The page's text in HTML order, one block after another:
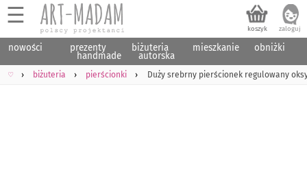
☰
nowości prezenty
handmade
biżuteria
autorska
mieszkanie obniżki
♡ biżuteria pierścionki Duży srebrny pierścionek regulowany